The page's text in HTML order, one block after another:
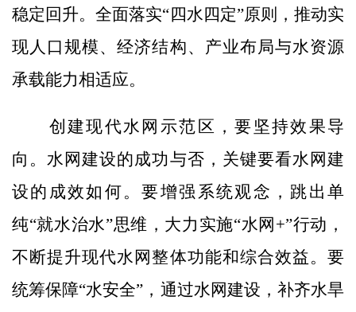
稳定回升。全面落实“四水四定”原则，推动实
现人口规模、经济结构、产业布局与水资源
承载能力相适应。
创建现代水网示范区，要坚持效果导
向。水网建设的成功与否，关键要看水网建
设的成效如何。要增强系统观念，跳出单
纯“就水治水”思维，大力实施“水网+”行动，
不断提升现代水网整体功能和综合效益。要
统筹保障“水安全”，通过水网建设，补齐水旱